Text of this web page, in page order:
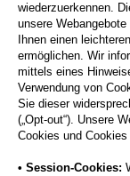
wiederzuerkennen.
unsere
Ihnen einen
ermöglichen. Wir
mittels eines
Verwendung von
Sie dieser
(„Opt-out“). Unsere
Cookies und
• Session-Cookies: